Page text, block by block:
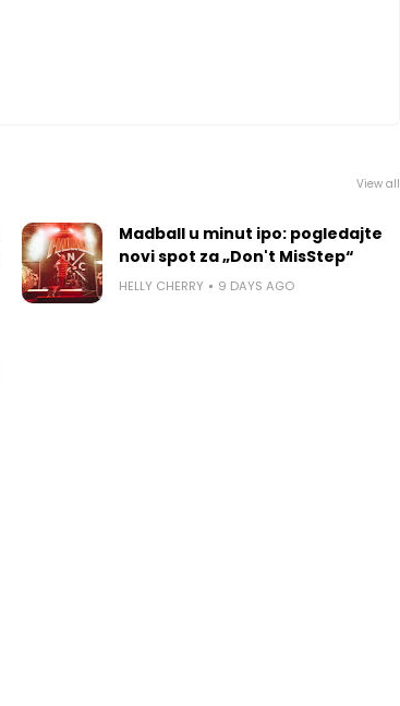
View all
Madball u minut ipo: pogledajte
novi spot za „Don't MisStep“
HELLY CHERRY 9 DAYS AGO